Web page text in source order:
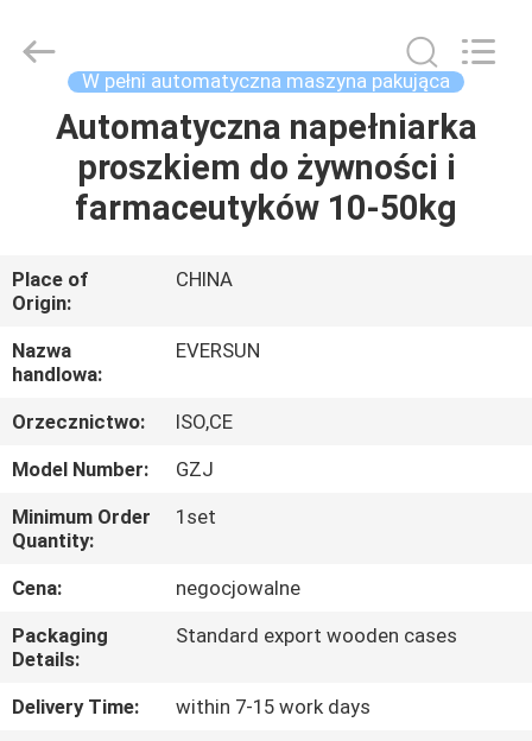
DOM
PRODUKTY
POKAZ
VR
O
NAS
WYCIECZKA
PO
FABRYCE
KONTROLA
JAKOŚCI
W pełni automatyczna maszyna pakująca
Automatyczna napełniarka
proszkiem do żywności i
farmaceutyków 10-50kg
Place of
Origin:
CHINA
Nazwa
handlowa:
EVERSUN
Orzecznictwo:
ISO,CE
Model Number:
GZJ
Minimum Order
Quantity:
1set
Cena:
negocjowalne
Packaging
Details:
Standard export wooden cases
Delivery Time:
within 7-15 work days